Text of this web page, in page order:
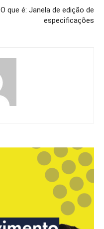
O que é: Janela de edição de
especificações